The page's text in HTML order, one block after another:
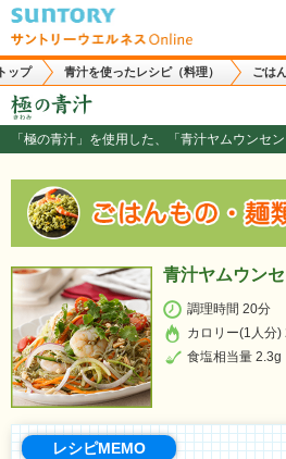
ップ 青汁を使ったレシピ（料理） ごは
「極の青汁」を使用した、「青汁ヤムウンセ
青汁ヤムウン
調理時間 20分
カロリー(1人分)
食塩相当量 2.3g
レシピMEMO